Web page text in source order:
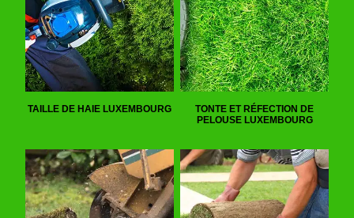
TAILLE DE HAIE LUXEMBOURG
TONTE ET RÉFECTION DE
PELOUSE LUXEMBOURG